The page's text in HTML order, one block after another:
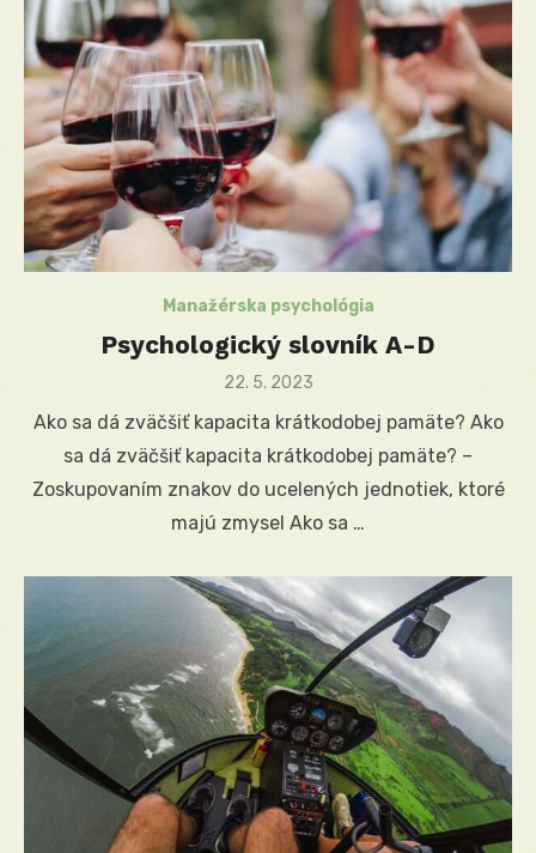
Manažérska psychológia
Psychologický slovník A-D
Posted
22. 5. 2023
Ako sa dá zväčšiť kapacita krátkodobej pamäte? Ako
sa dá zväčšiť kapacita krátkodobej pamäte? –
Zoskupovaním znakov do ucelených jednotiek, ktoré
majú zmysel Ako sa …